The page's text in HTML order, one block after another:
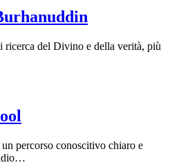
ricerca del Divino e della verità, più
percorso conoscitivo chiaro e